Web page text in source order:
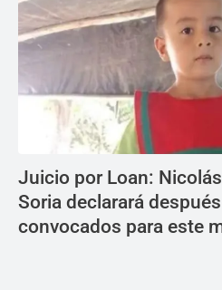
Juicio por Loan:
Soria declarará
convocados para este